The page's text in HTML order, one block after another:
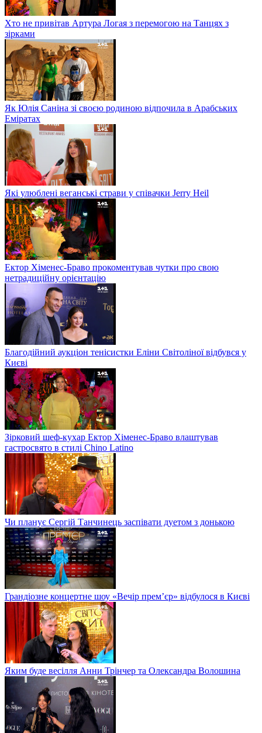
Хто не привітав Артура Логая з перемогою на Танцях з
зірками
Як Юлія Саніна зі своєю родиною відпочила в Арабських
Еміратах
Які улюблені веганські страви у співачки Jerry Heil
Ектор Хіменес-Браво прокоментував чутки про свою
нетрадиційну орієнтацію
Благодійний аукціон тенісистки Еліни Світоліної відбувся у
Києві
Зірковий шеф-кухар Ектор Хіменес-Браво влаштував
гастросвято в стилі Chino Latino
Чи планує Сергій Танчинець заспівати дуетом з донькою
Грандіозне концертне шоу «Вечір прем’єр» відбулося в Києві
Яким буде весілля Анни Трінчер та Олександра Волошина